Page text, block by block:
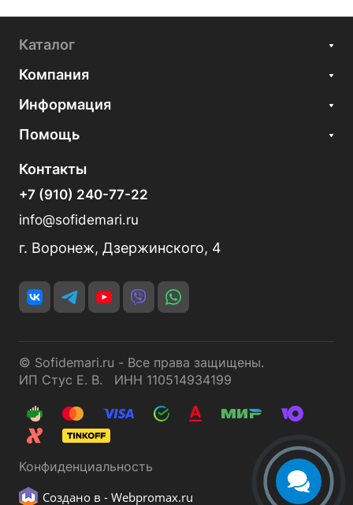
Каталог
Компания
Информация
Помощь
Контакты
+7 (910) 240-77-22
info@sofidemari.ru
г. Воронеж, Дзержинского, 4
© Sofidemari.ru - Все права защищены.
ИП Стус Е. В. ИНН 110514934199
Конфиденциальность
Создано в - Webpromax.ru